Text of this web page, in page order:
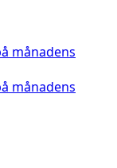
månadens
månadens